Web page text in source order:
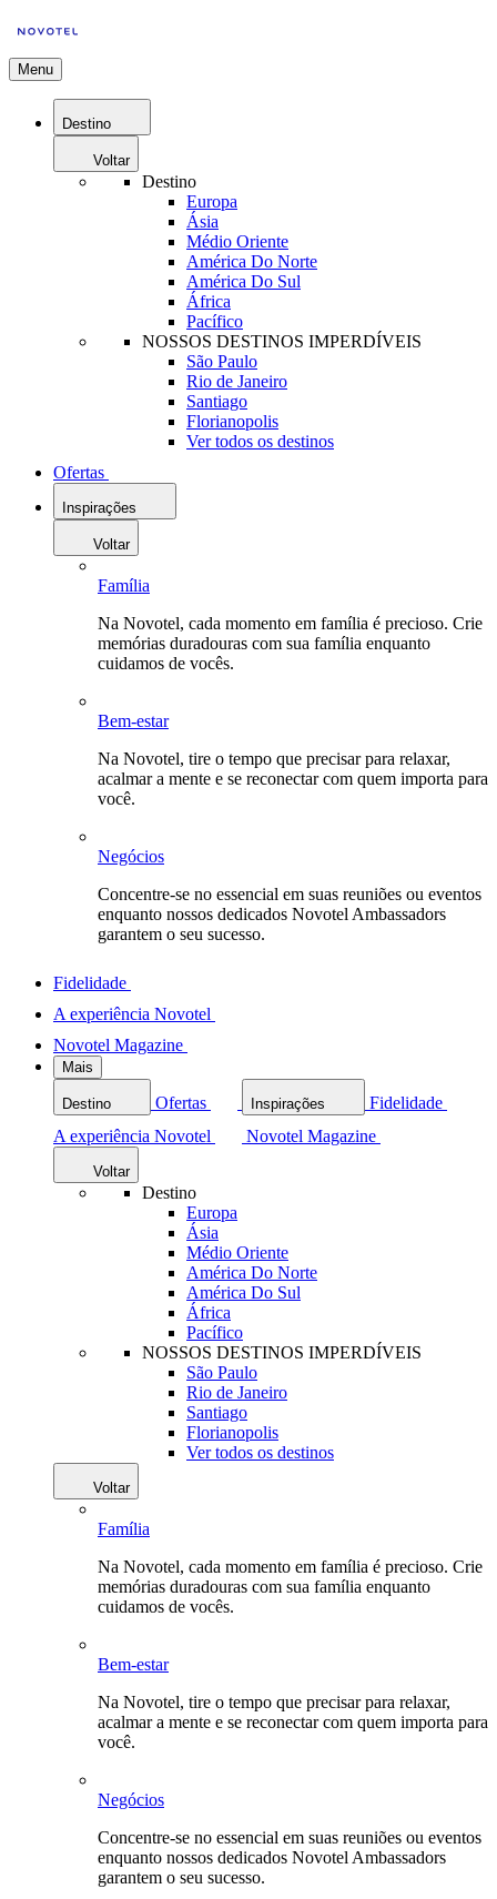
Menu
Destino
Voltar
Destino
Europa
Ásia
Médio Oriente
América Do Norte
América Do Sul
África
Pacífico
NOSSOS DESTINOS IMPERDÍVEIS
São Paulo
Rio de Janeiro
Santiago
Florianopolis
Ver todos os destinos
Ofertas
Inspirações
Voltar
Família
Na Novotel, cada momento em família é precioso. Crie
memórias duradouras com sua família enquanto
cuidamos de vocês.
Bem-estar
Na Novotel, tire o tempo que precisar para relaxar,
acalmar a mente e se reconectar com quem importa para
você.
Negócios
Concentre-se no essencial em suas reuniões ou eventos
enquanto nossos dedicados Novotel Ambassadors
garantem o seu sucesso.
Fidelidade
A experiência Novotel
Novotel Magazine
Mais
Destino Ofertas Inspirações
Fidelidade
A experiência Novotel
Novotel Magazine
Voltar
Destino
Europa
Ásia
Médio Oriente
América Do Norte
América Do Sul
África
Pacífico
NOSSOS DESTINOS IMPERDÍVEIS
São Paulo
Rio de Janeiro
Santiago
Florianopolis
Ver todos os destinos
Voltar
Família
Na Novotel, cada momento em família é precioso. Crie
memórias duradouras com sua família enquanto
cuidamos de vocês.
Bem-estar
Na Novotel, tire o tempo que precisar para relaxar,
acalmar a mente e se reconectar com quem importa para
você.
Negócios
Concentre-se no essencial em suas reuniões ou eventos
enquanto nossos dedicados Novotel Ambassadors
garantem o seu sucesso.